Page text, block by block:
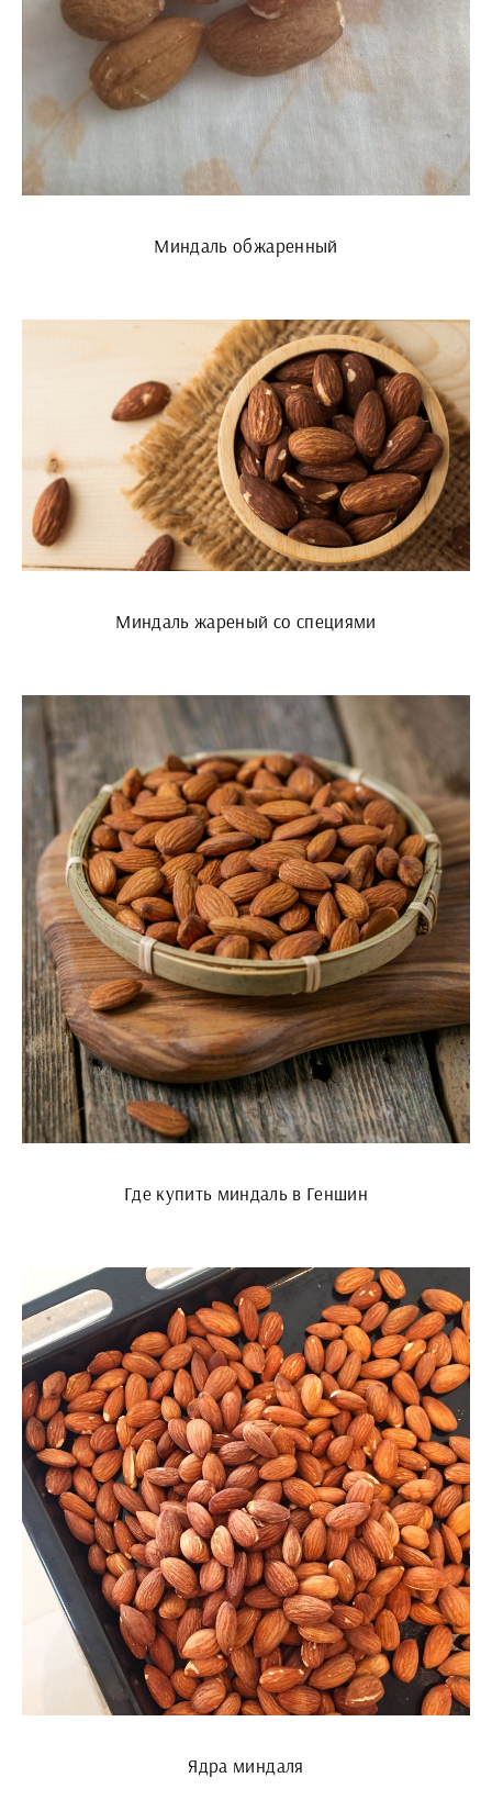
Миндаль обжаренный
Миндаль жареный со специями
Где купить миндаль в Геншин
Ядра миндаля